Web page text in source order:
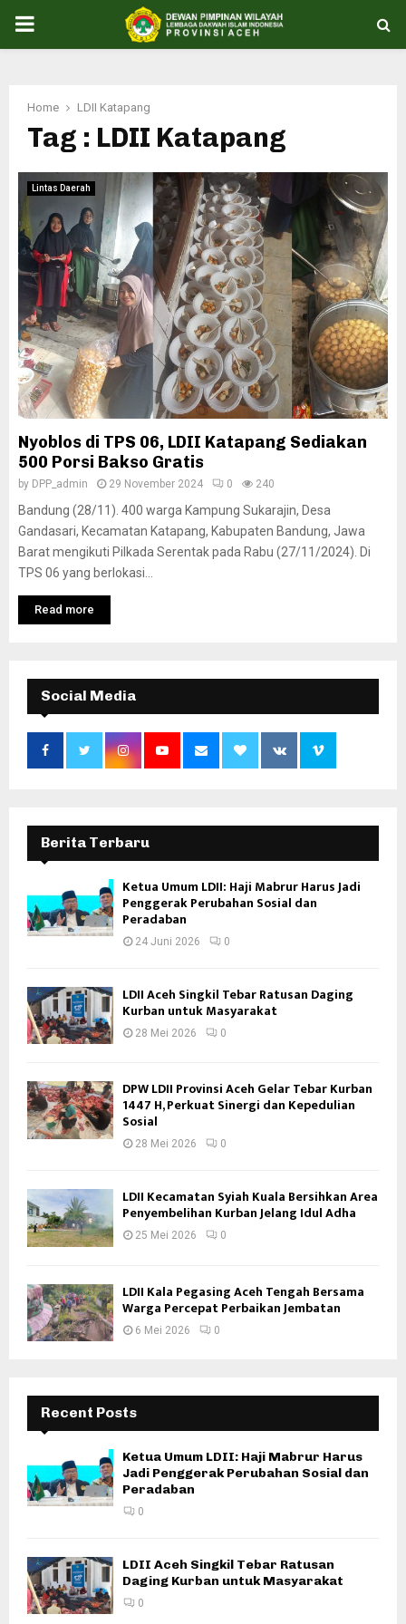
PRIMARY
Home LDII Katapang
Tag : LDII Katapang
Lintas Daerah
Nyoblos di TPS 06, LDII Katapang Sediakan
500 Porsi Bakso Gratis
by DPP_admin 29 November 2024 0 240
Bandung (28/11). 400 warga Kampung Sukarajin, Desa
Gandasari, Kecamatan Katapang, Kabupaten Bandung, Jawa
Barat mengikuti Pilkada Serentak pada Rabu (27/11/2024). Di
TPS 06 yang berlokasi...
Read more
Social Media
Berita Terbaru
Ketua Umum LDII: Haji Mabrur Harus Jadi
Penggerak Perubahan Sosial dan
Peradaban
24 Juni 2026 0
LDII Aceh Singkil Tebar Ratusan Daging
Kurban untuk Masyarakat
28 Mei 2026 0
DPW LDII Provinsi Aceh Gelar Tebar Kurban
1447 H, Perkuat Sinergi dan Kepedulian
Sosial
28 Mei 2026 0
LDII Kecamatan Syiah Kuala Bersihkan Area
Penyembelihan Kurban Jelang Idul Adha
25 Mei 2026 0
LDII Kala Pegasing Aceh Tengah Bersama
Warga Percepat Perbaikan Jembatan
6 Mei 2026 0
Recent Posts
Ketua Umum LDII: Haji Mabrur Harus
Jadi Penggerak Perubahan Sosial dan
Peradaban
0
LDII Aceh Singkil Tebar Ratusan
Daging Kurban untuk Masyarakat
0